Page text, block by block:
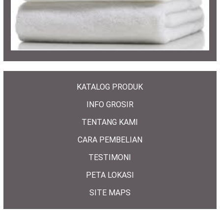
KATALOG PRODUK
INFO GROSIR
TENTANG KAMI
CARA PEMBELIAN
TESTIMONI
PETA LOKASI
SITE MAPS